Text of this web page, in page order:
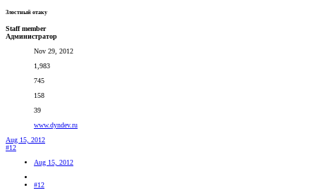
Злостный отаку
Staff member
Администратор
Nov 29, 2012
1,983
745
158
39
www.dyndev.ru
Aug 15, 2012
#12
Aug 15, 2012
#12